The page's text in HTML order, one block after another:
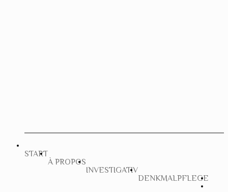
START
À PROPOS
INVESTIGATIV
DENKMALPFLEGE